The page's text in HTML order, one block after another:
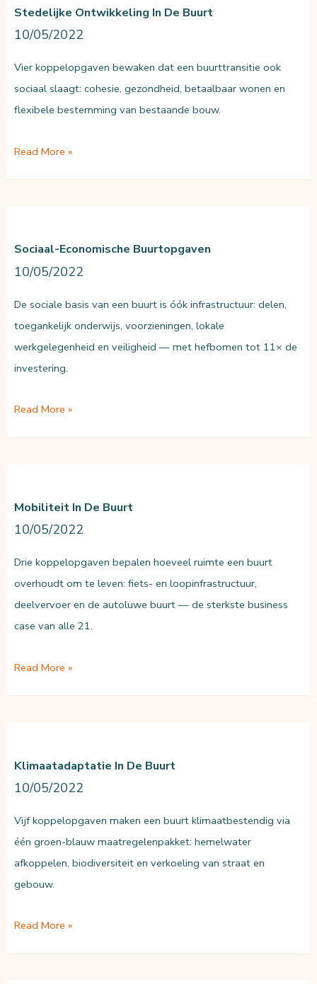
en
MIA
Stedelijke Ontwikkeling In De Buurt
10/05/2022
Vier koppelopgaven bewaken dat een buurttransitie ook
sociaal slaagt: cohesie, gezondheid, betaalbaar wonen en
flexibele bestemming van bestaande bouw.
Stedelijke
Read More »
Sociaal-Economische Buurtopgaven
10/05/2022
De sociale basis van een buurt is óók infrastructuur: delen,
toegankelijk onderwijs, voorzieningen, lokale
werkgelegenheid en veiligheid — met hefbomen tot 11× de
investering.
Sociaal-
Read More »
Mobiliteit In De Buurt
10/05/2022
Drie koppelopgaven bepalen hoeveel ruimte een buurt
overhoudt om te leven: fiets- en loopinfrastructuur,
deelvervoer en de autoluwe buurt — de sterkste business
case van alle 21.
Mobiliteit
Read More »
Klimaatadaptatie In De Buurt
10/05/2022
Vijf koppelopgaven maken een buurt klimaatbestendig via
één groen-blauw maatregelenpakket: hemelwater
afkoppelen, biodiversiteit en verkoeling van straat en
gebouw.
Klimaatadaptatie
Read More »